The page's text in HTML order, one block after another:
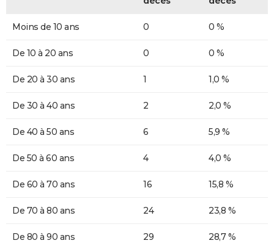
Moins de 10 ans 0 0 %
De 10 à 20 ans 0 0 %
De 20 à 30 ans 1 1,0 %
De 30 à 40 ans 2 2,0 %
De 40 à 50 ans 6 5,9 %
De 50 à 60 ans 4 4,0 %
De 60 à 70 ans 16 15,8 %
De 70 à 80 ans 24 23,8 %
De 80 à 90 ans 29 28,7 %